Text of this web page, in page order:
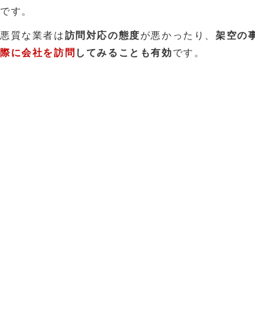
です。
悪質な業者は訪問対応の態度が悪かったり、架空の
際に会社を訪問 してみることも有効です。